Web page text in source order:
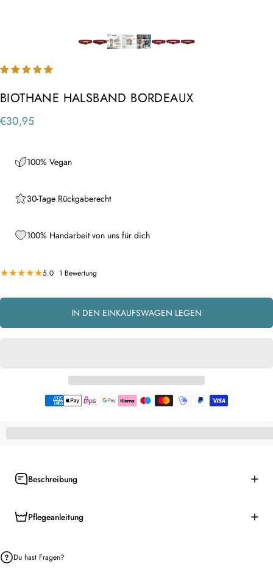
BIOTHANE HALSBAND BORDEAUX
€30,95
100% Vegan
30-Tage Rückgaberecht
100% Handarbeit von uns für dich
5.0 1 Bewertung
IN DEN EINKAUFSWAGEN LEGEN
Beschreibung
Pflegeanleitung
Du hast Fragen?